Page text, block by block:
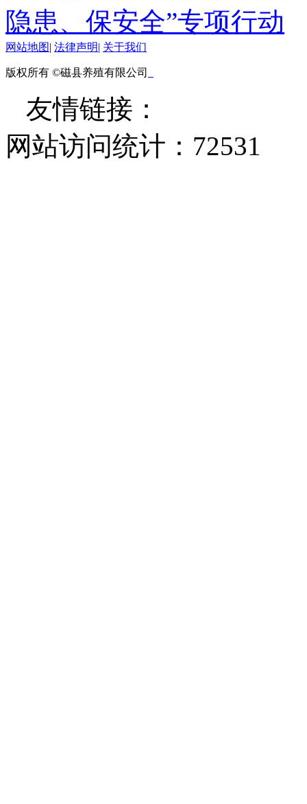
隐患、保安全”专项行动
网站地图| 法律声明| 关于我们
版权所有 ©磁县养殖有限公司
友情链接：
网站访问统计： 72531